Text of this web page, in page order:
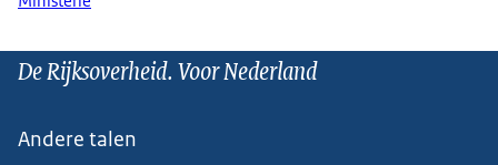
De Rijksoverheid. Voor Nederland
Andere talen